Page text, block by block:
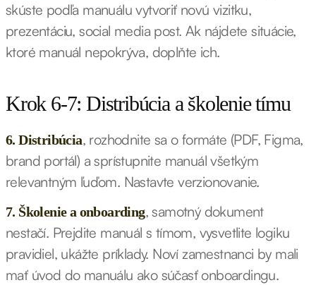
skúste podľa manuálu vytvoriť novú vizitku,
prezentáciu, social media post. Ak nájdete situácie,
ktoré manuál nepokrýva, doplňte ich.
Krok 6-7: Distribúcia a školenie tímu
6. Distribúcia, rozhodnite sa o formáte (PDF, Figma,
brand portál) a sprístupnite manuál všetkým
relevantným ľuďom. Nastavte verzionovanie.
7. Školenie a onboarding, samotný dokument
nestačí. Prejdite manuál s tímom, vysvetlite logiku
pravidiel, ukážte príklady. Noví zamestnanci by mali
mať úvod do manuálu ako súčasť onboardingu.